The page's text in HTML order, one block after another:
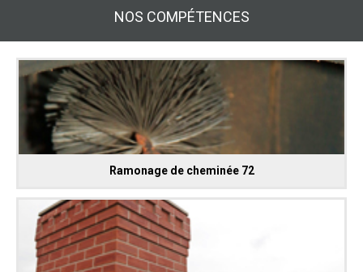
NOS COMPÉTENCES
Ramonage de cheminée 72